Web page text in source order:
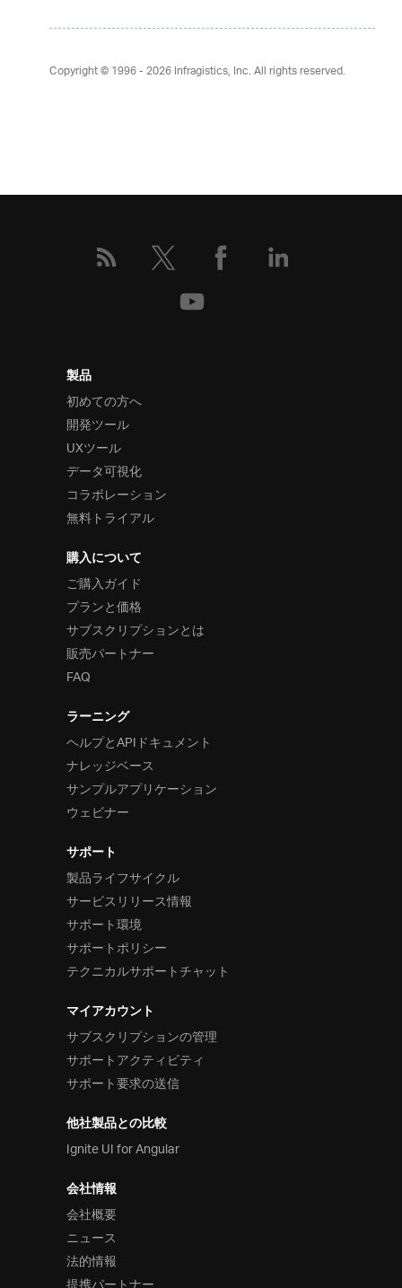
Copyright © 1996 - 2026Infragistics, Inc. All rights reserved.
製品
初めての方へ
開発ツール
UXツール
データ可視化
コラボレーション
無料トライアル
購入について
ご購入ガイド
プランと価格
サブスクリプションとは
販売パートナー
FAQ
ラーニング
ヘルプとAPIドキュメント
ナレッジベース
サンプルアプリケーション
ウェビナー
サポート
製品ライフサイクル
サービスリリース情報
サポート環境
サポートポリシー
テクニカルサポートチャット
マイアカウント
サブスクリプションの管理
サポートアクティビティ
サポート要求の送信
他社製品との比較
Ignite UI for Angular
会社情報
会社概要
ニュース
法的情報